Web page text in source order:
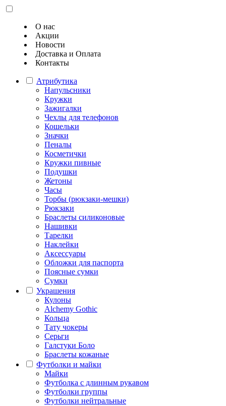
О нас
Акции
Новости
Доставка и Оплата
Контакты
Атрибутика
Напульсники
Кружки
Зажигалки
Чехлы для телефонов
Кошельки
Значки
Пеналы
Косметички
Кружки пивные
Подушки
Жетоны
Часы
Торбы (рюкзаки-мешки)
Рюкзаки
Браслеты силиконовые
Нашивки
Тарелки
Наклейки
Аксессуары
Обложки для паспорта
Поясные сумки
Сумки
Украшения
Кулоны
Alchemy Gothic
Кольца
Тату чокеры
Серьги
Галстуки Боло
Браслеты кожаные
Футболки и майки
Майки
Футболка с длинным рукавом
Футболки группы
Футболки нейтральные